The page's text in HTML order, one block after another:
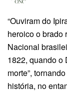
“Ouviram do
heroico o brado
Nacional
1822, quando o
morte”,
história, no